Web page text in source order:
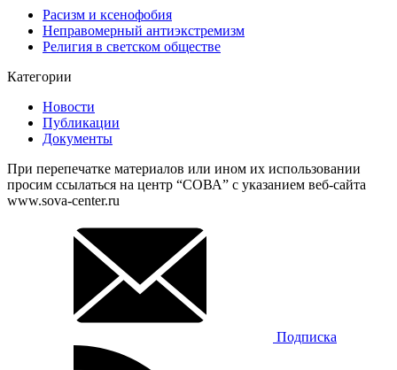
Расизм и ксенофобия
Неправомерный антиэкстремизм
Религия в светском обществе
Категории
Новости
Публикации
Документы
При перепечатке материалов или ином их использовании
просим ссылаться на центр “СОВА” с указанием веб-сайта
www.sova-center.ru
Подписка